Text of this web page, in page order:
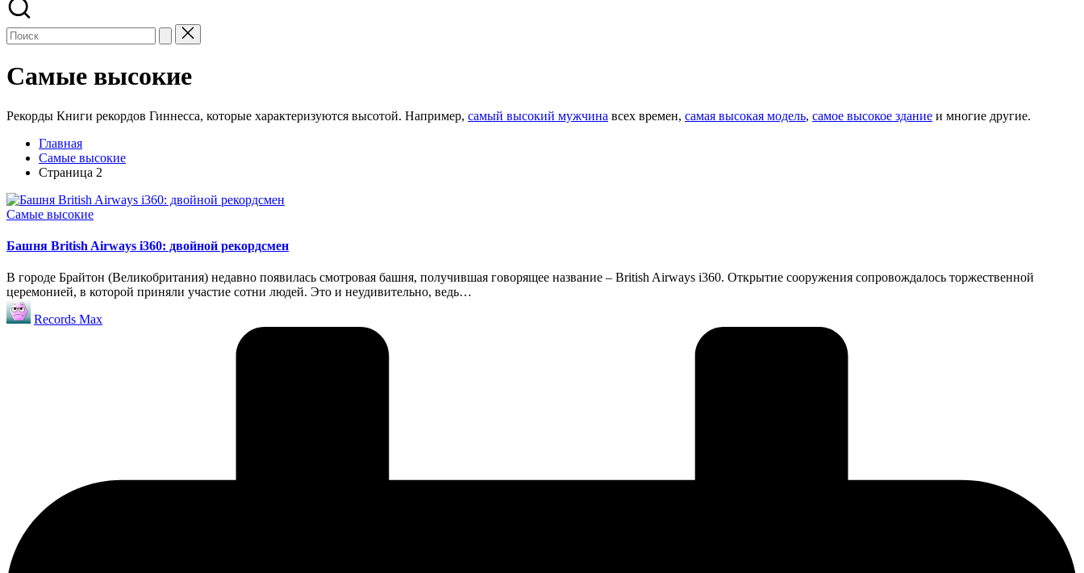
Самые высокие
Рекорды Книги рекордов Гиннесса, которые характеризуются высотой. Например, самый высокий мужчина всех времен, самая высокая модель, самое высокое здание и многие другие.
Главная
Самые высокие
Страница 2
Опубликовано
Самые высокие
Башня British Airways i360: двойной рекордсмен
В городе Брайтон (Великобритания) недавно появилась смотровая башня, получившая говорящее название – British Airways i360. Открытие сооружения сопровождалось торжественной
церемонией, в которой приняли участие сотни людей. Это и неудивительно, ведь…
Запись
от
Records Max